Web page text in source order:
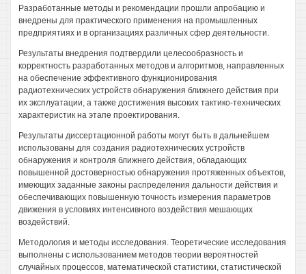
Разработанные методы и рекомендации прошли апробацию и
внедрены для практического применения на промышленных
предприятиях и в организациях различных сфер деятельности.
Результаты внедрения подтвердили целесообразность и
корректность разработанных методов и алгоритмов, направленных
на обеспечение эффективного функционирования
радиотехнических устройств обнаружения ближнего действия при
их эксплуатации, а также достижения высоких тактико-технических
характеристик на этапе проектирования.
Результаты диссертационной работы могут быть в дальнейшем
использованы для создания радиотехнических устройств
обнаружения и контроля ближнего действия, обладающих
повышенной достоверностью обнаружения протяженных объектов,
имеющих заданные законы распределения дальности действия и
обеспечивающих повышенную точность измерения параметров
движения в условиях интенсивного воздействия мешающих
воздействий.
Методология и методы исследования. Теоретические исследования
выполнены с использованием методов теории вероятностей
случайных процессов, математической статистики, статистической